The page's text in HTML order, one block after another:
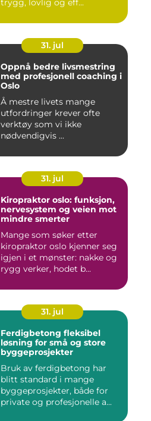
trygg, lovlig og eff...
31. jul
Oppnå bedre livsmestring
med profesjonell coaching i
Oslo
Å mestre livets mange
utfordringer krever ofte
verktøy som vi ikke
nødvendigvis ...
31. jul
Kiropraktor oslo: funksjon,
nervesystem og veien mot
mindre smerter
Mange som søker etter
kiropraktor oslo kjenner seg
igjen i et mønster: nakke og
rygg verker, hodet b...
31. jul
Ferdigbetong fleksibel
løsning for små og store
byggeprosjekter
Bruk av ferdigbetong har
blitt standard i mange
byggeprosjekter, både for
private og profesjonelle a...